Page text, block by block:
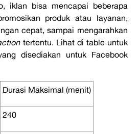
iklan bisa mencapai beberapa
produk atau layanan,
cepat, sampai mengarahkan
tertentu. Lihat di table untuk
disediakan untuk Facebook
Durasi Maksimal (menit)
240